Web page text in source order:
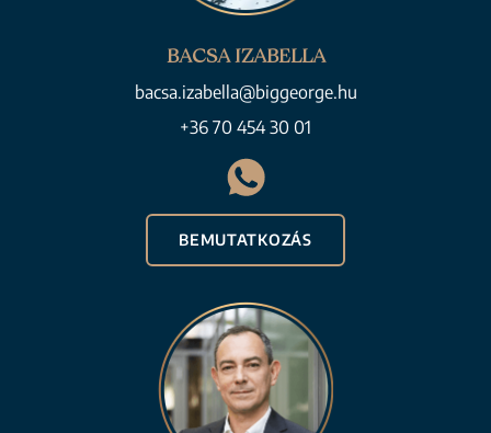
BACSA IZABELLA
bacsa.izabella@biggeorge.hu
+36 70 454 30 01
BEMUTATKOZÁS